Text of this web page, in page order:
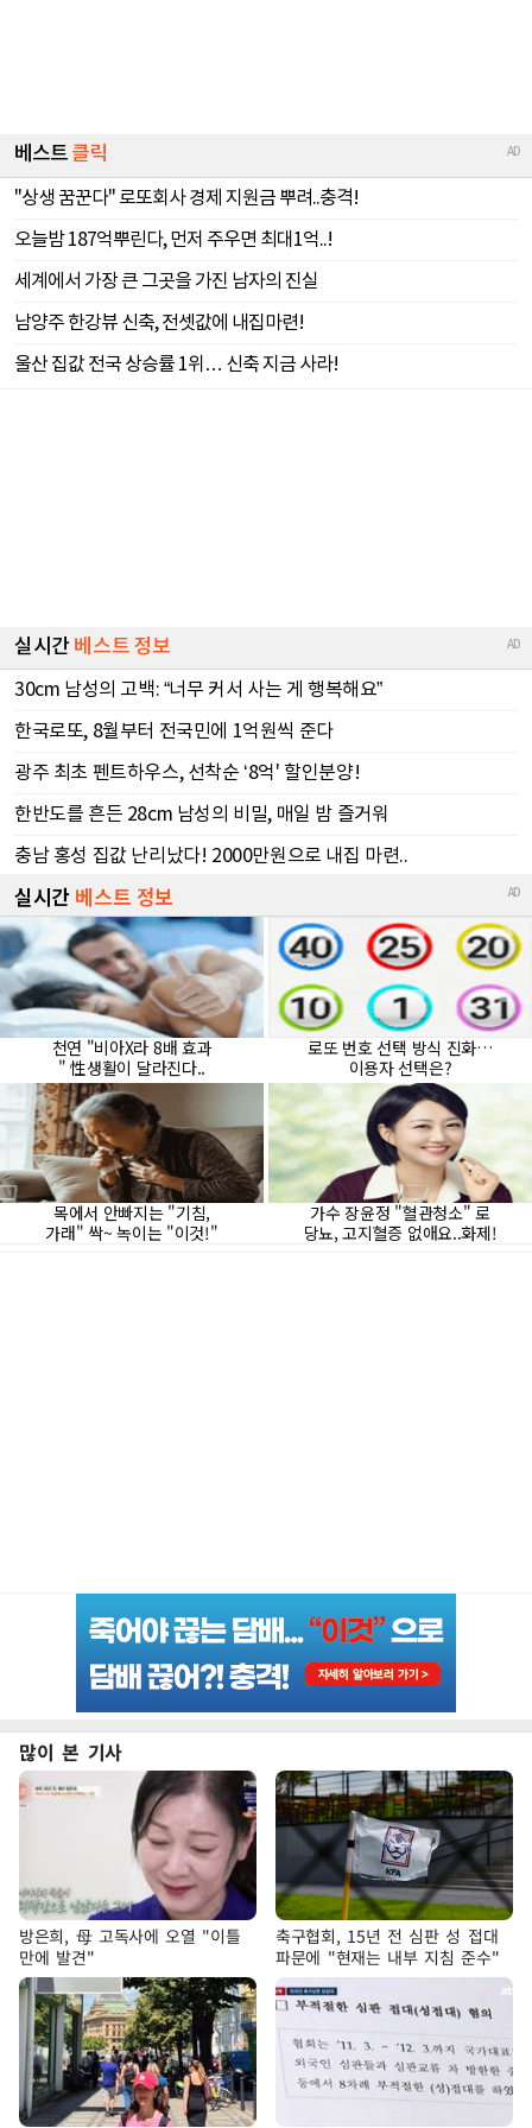
많이 본 기사
방은희, 母 고독사에 오열 "이틀
만에 발견"
축구협회, 15년 전 심판 성 접대
파문에 "현재는 내부 지침 준수"